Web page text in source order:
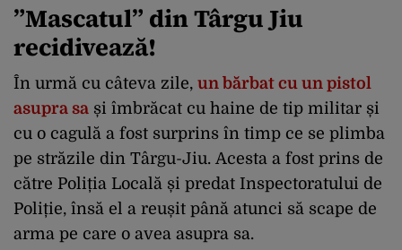
”Mascatul” din Târgu Jiu
recidivează!
În urmă cu câteva zile, un bărbat cu un pistol
asupra sa și îmbrăcat cu haine de tip militar și
cu o cagulă a fost surprins în timp ce se plimba
pe străzile din Târgu-Jiu. Acesta a fost prins de
către Poliția Locală și predat Inspectoratului de
Poliție, însă el a reușit până atunci să scape de
arma pe care o avea asupra sa.